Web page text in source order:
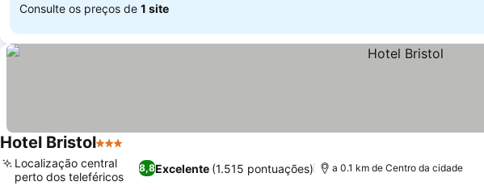
Consulte os preços de 1 site
Hotel Bristol3 Estrelas
8,8Excelente (1.515 pontuações)
Localização central
perto dos teleféricos
a 0.1 km de Centro da cidade